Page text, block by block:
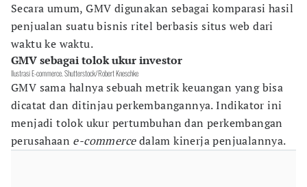
Secara umum, GMV digunakan sebagai komparasi hasil
penjualan suatu bisnis ritel berbasis situs web dari
waktu ke waktu.
GMV sebagai tolok ukur investor
Ilustrasi E-commerce. Shutterstock/Robert Kneschke
GMV sama halnya sebuah metrik keuangan yang bisa
dicatat dan ditinjau perkembangannya. Indikator ini
menjadi tolok ukur pertumbuhan dan perkembangan
perusahaan e-commercedalam kinerja penjualannya.